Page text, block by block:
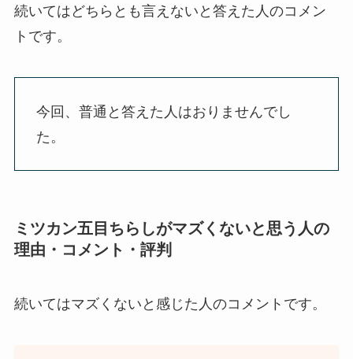
続いてはどちらとも言えないと答えた人のコメン
トです。
今回、普通と答えた人はおりませんでし
た。
ミツカン五目ちらしがマズくないと思う人の
理由・コメント・評判
続いてはマズくないと感じた人のコメントです。